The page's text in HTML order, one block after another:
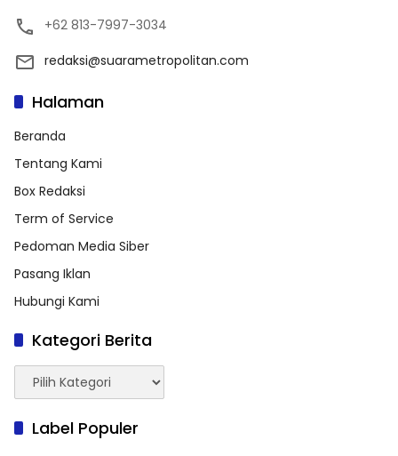
+62 813-7997-3034
redaksi@suarametropolitan.com
Halaman
Beranda
Tentang Kami
Box Redaksi
Term of Service
Pedoman Media Siber
Pasang Iklan
Hubungi Kami
Kategori Berita
Kategori
Berita
Label Populer